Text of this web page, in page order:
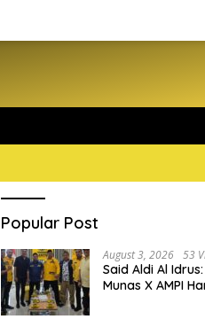
Popular Post
August 3, 2026 53
Said Aldi Al
Munas X AMPI